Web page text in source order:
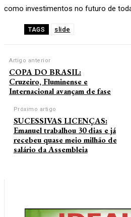
como investimentos no futuro de
TAGS slide
Artigo anterior
COPA DO BRASIL:
Cruzeiro, Fluminense e
Internacional avançam de fase
Próximo artigo
SUCESSIVAS LICENÇAS:
Emanuel trabalhou 30 dias e já
recebeu quase meio milhão de
salário da Assembleia